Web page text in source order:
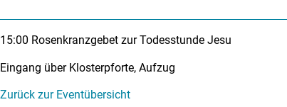
15:00 Rosenkranzgebet zur Todesstunde Jesu
Eingang über Klosterpforte, Aufzug
Zurück zur Eventübersicht